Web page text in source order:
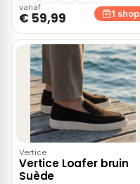
vanaf
€ 59,99 1 shop
Vertice
Vertice Loafer bruin
Suède